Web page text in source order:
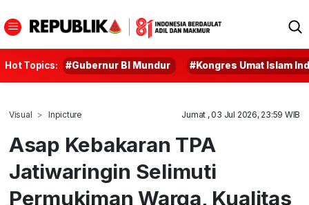
Hot Topics: #Gubernur BI Mundur #Kongres Umat Islam
Visual Inpicture Jumat , 03 Jul 2026, 23:59 WIB
Asap Kebakaran TPA
Jatiwaringin Selimuti
Permukiman Warga, Kualitas